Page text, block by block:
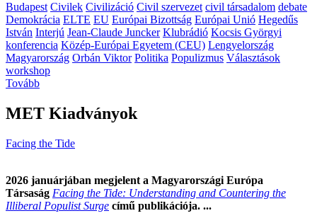
Budapest Civilek Civilizáció Civil szervezet civil társadalom debate
Demokrácia ELTE EU Európai Bizottság Európai Unió Hegedűs
István Interjú Jean-Claude Juncker Klubrádió Kocsis Györgyi
konferencia Közép-Európai Egyetem (CEU) Lengyelország
Magyarország Orbán Viktor Politika Populizmus Választások
workshop
Tovább
MET Kiadványok
Facing the Tide
2026 januárjában megjelent a Magyarországi Európa
Társaság Facing the Tide: Understanding and Countering the
Illiberal Populist Surge című publikációja. ...